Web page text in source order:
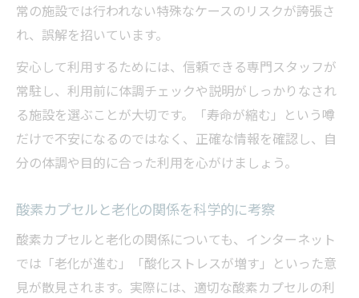
常の施設では行われない特殊なケースのリスクが誇張さ
れ、誤解を招いています。
安心して利用するためには、信頼できる専門スタッフが
常駐し、利用前に体調チェックや説明がしっかりなされ
る施設を選ぶことが大切です。「寿命が縮む」という噂
だけで不安になるのではなく、正確な情報を確認し、自
分の体調や目的に合った利用を心がけましょう。
酸素カプセルと老化の関係を科学的に考察
酸素カプセルと老化の関係についても、インターネット
では「老化が進む」「酸化ストレスが増す」といった意
見が散見されます。実際には、適切な酸素カプセルの利